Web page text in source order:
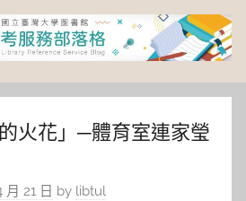
的火花」─體育室連家瑩
月 21 日 by libtul